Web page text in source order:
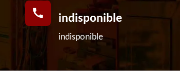
indisponible
indisponible